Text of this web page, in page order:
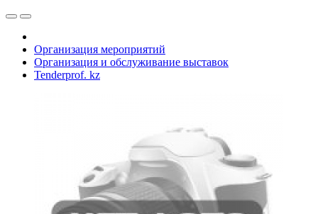
Организация мероприятий
Организация и обслуживание выставок
Tenderprof. kz